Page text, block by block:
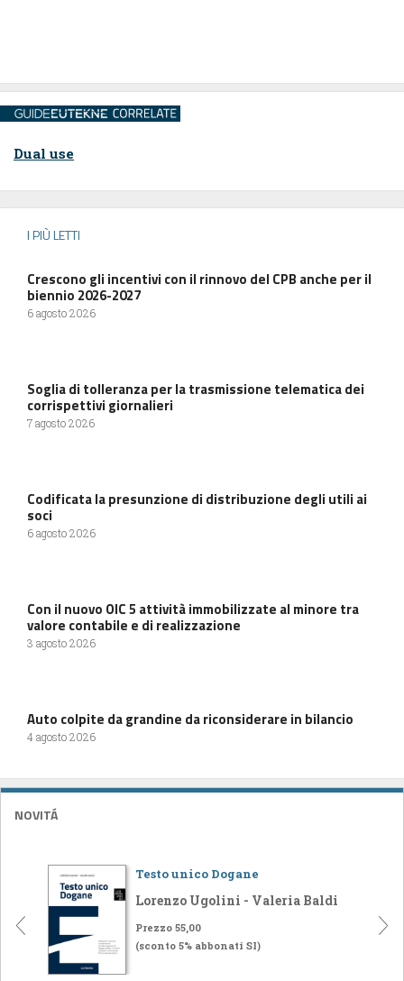
Dual use
I PIÙ LETTI
Crescono gli incentivi con il rinnovo del CPB anche per il
biennio 2026-2027
6 agosto 2026
Soglia di tolleranza per la trasmissione telematica dei
corrispettivi giornalieri
7 agosto 2026
Codificata la presunzione di distribuzione degli utili ai
soci
6 agosto 2026
Con il nuovo OIC 5 attività immobilizzate al minore tra
valore contabile e di realizzazione
3 agosto 2026
Auto colpite da grandine da riconsiderare in bilancio
4 agosto 2026
NOVITÁ
Testo unico Dogane
Lorenzo Ugolini - Valeria Baldi
Prezzo 55,00
(sconto 5% abbonati SI)